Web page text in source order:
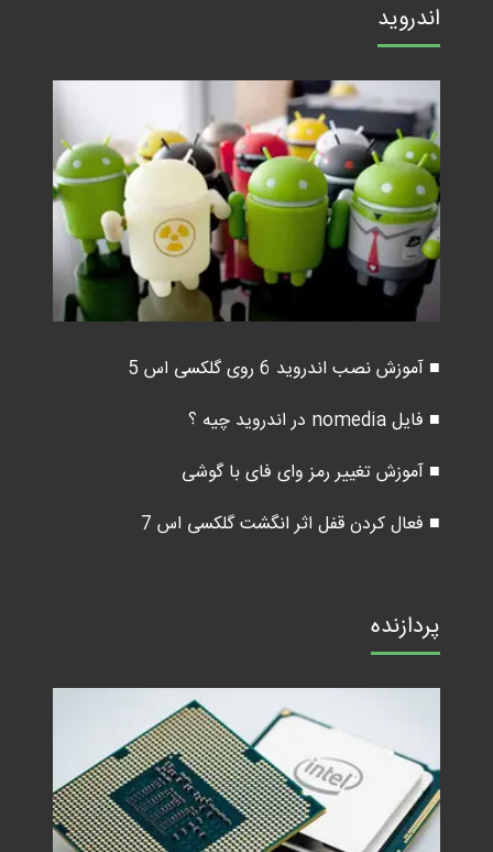
اندروید
■ آموزش نصب اندروید 6 روی گلکسی اس 5
■ فایل nomedia در اندروید چیه ؟
■ آموزش تغییر رمز وای فای با گوشی
■ فعال کردن قفل اثر انگشت گلکسی اس 7
پردازنده